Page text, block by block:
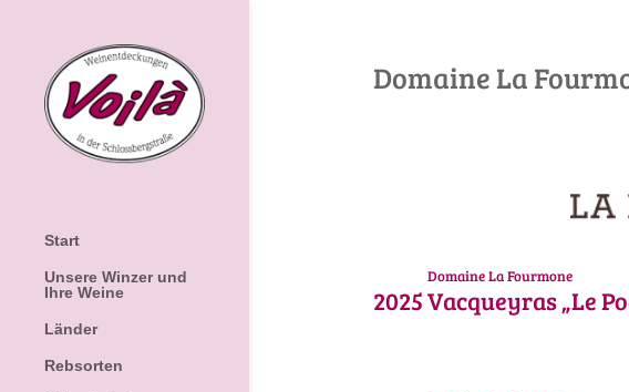
Start
Unsere Winzer und
Ihre Weine
Länder
Rebsorten
Domaine La
2025
Domaine La Fourmone
Vacqueyras „Le